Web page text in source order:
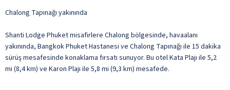
Chalong Tapınağı yakınında
Shanti Lodge Phuket misafirlere Chalong bölgesinde, havaalanı
yakınında, Bangkok Phuket Hastanesi ve Chalong Tapınağı ile 15 dakika
sürüş mesafesinde konaklama fırsatı sunuyor. Bu otel Kata Plajı ile 5,2
mi (8,4 km) ve Karon Plajı ile 5,8 mi (9,3 km) mesafede.